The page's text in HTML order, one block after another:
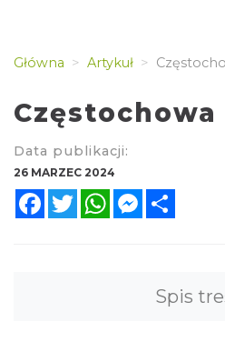
Główna Artykuł
Częstochowa
Data publikacji:
26 MARZEC 2024
FacebookTwitterWhatsAppMessenger
Spis